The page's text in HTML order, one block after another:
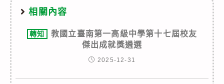
相關內容
轉知
教國立臺南第一高級中學第十七屆校友
傑出成就獎遴選
2025-12-31